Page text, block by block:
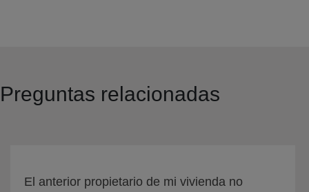
Preguntas relacionadas
El anterior propietario de mi vivienda no